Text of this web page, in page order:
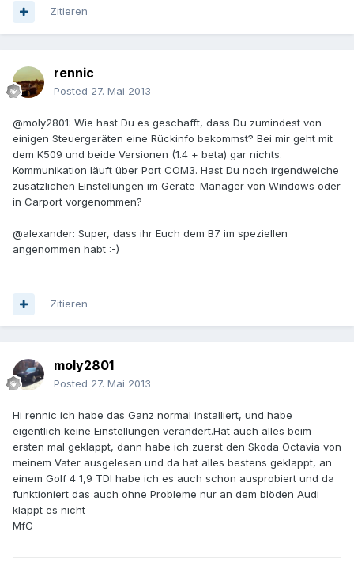
Zitieren
rennic
Posted 27. Mai 2013
@moly2801: Wie hast Du es geschafft, dass Du zumindest von
einigen Steuergeräten eine Rückinfo bekommst? Bei mir geht mit
dem K509 und beide Versionen (1.4 + beta) gar nichts.
Kommunikation läuft über Port COM3. Hast Du noch irgendwelche
zusätzlichen Einstellungen im Geräte-Manager von Windows oder
in Carport vorgenommen?
@alexander: Super, dass ihr Euch dem B7 im speziellen
angenommen habt :-)
Zitieren
moly2801
Posted 27. Mai 2013
Hi rennic ich habe das Ganz normal installiert, und habe
eigentlich keine Einstellungen verändert.Hat auch alles beim
ersten mal geklappt, dann habe ich zuerst den Skoda Octavia von
meinem Vater ausgelesen und da hat alles bestens geklappt, an
einem Golf 4 1,9 TDI habe ich es auch schon ausprobiert und da
funktioniert das auch ohne Probleme nur an dem blöden Audi
klappt es nicht
MfG